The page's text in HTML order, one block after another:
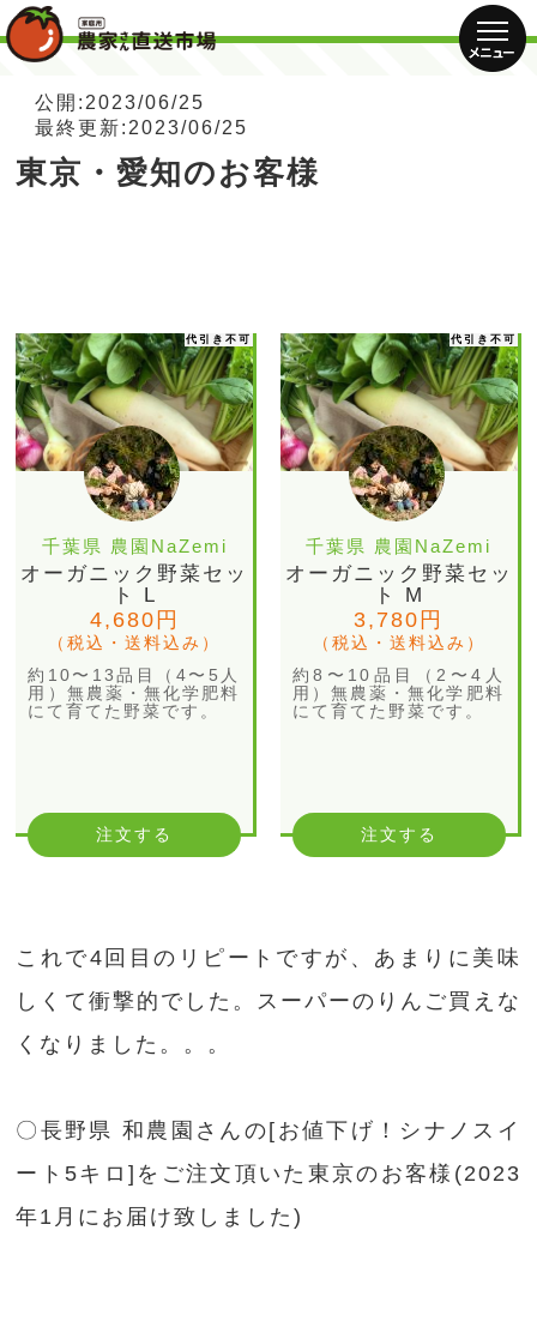
公開:2023/06/25
最終更新:2023/06/25
東京・愛知のお客様
代引き不可
千葉県 農園NaZemi
オーガニック野菜セッ
ト L
4,680円
（税込・送料込み）
約10〜13品目（4〜5人
用）無農薬・無化学肥料
にて育てた野菜です。
注文する
代引き不可
千葉県 農園NaZemi
オーガニック野菜セッ
ト M
3,780円
（税込・送料込み）
約8〜10品目（2〜4人
用）無農薬・無化学肥料
にて育てた野菜です。
注文する
これで4回目のリピートですが、あまりに美味
しくて衝撃的でした。スーパーのりんご買えな
くなりました。。。
〇長野県 和農園さんの[お値下げ！シナノスイ
ート5キロ]をご注文頂いた東京のお客様(2023
年1月にお届け致しました)